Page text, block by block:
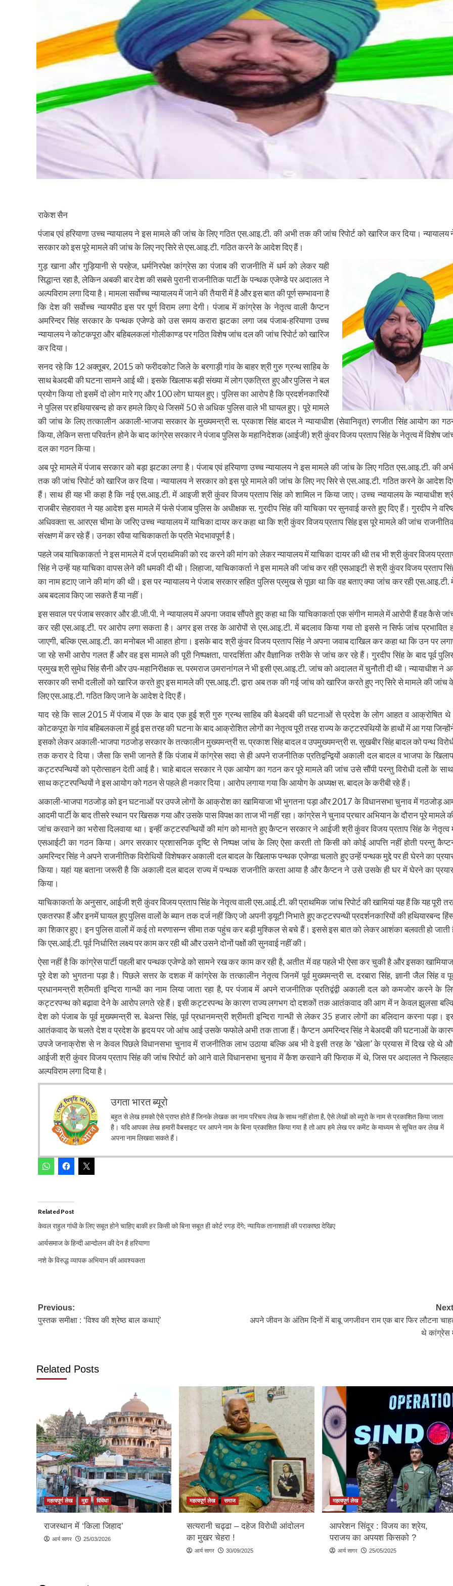
राकेश सैन
पंजाब एवं हरियाणा उच्च न्यायालय ने इस मामले की जांच के लिए गठित एस.आइ.टी. की अभी तक की जांच रिपोर्ट को खारिज कर दिया। न्यायालय
सरकार को इस पूरे मामले की जांच के लिए नए सिरे से एस.आइ.टी. गठित करने के आदेश दिए हैं।
गुड़ खाना और गुड़ियानी से परहेज, धर्मनिरपेक्ष कांग्रेस का पंजाब की राजनीति में धर्म को लेकर यही
सिद्धान्त रहा है, लेकिन अबकी बार देश की सबसे पुरानी राजनीतिक पार्टी के पन्थक एजेण्डे पर अदालत ने
अल्पविराम लगा दिया है। मामला सर्वोच्च न्यायालय में जाने की तैयारी में है और इस बात की पूर्ण सम्भावना है
कि देश की सर्वोच्च न्यायपीठ इस पर पूर्ण विराम लगा देगी। पंजाब में कांग्रेस के नेतृत्व वाली कैप्टन
अमरिन्दर सिंह सरकार के पन्थक एजेण्डे को उस समय करारा झटका लगा जब पंजाब-हरियाणा उच्च
न्यायालय ने कोटकपूरा और बहिबलकलां गोलीकाण्ड पर गठित विशेष जांच दल की जांच रिपोर्ट को खारिज
कर दिया।
सनद रहे कि 12 अक्तूबर, 2015 को फरीदकोट जिले के बरगाड़ी गांव के बाहर श्री गुरु ग्रन्थ साहिब के
साथ बेअदबी की घटना सामने आई थी। इसके खिलाफ बड़ी संख्या में लोग एकत्रित हुए और पुलिस ने बल
प्रयोग किया तो इसमें दो लोग मारे गए और 100 लोग घायल हुए। पुलिस का आरोप है कि प्रदर्शनकारियों
ने पुलिस पर हथियारबन्द हो कर हमले किए थे जिसमें 50 से अधिक पुलिस वाले भी घायल हुए। पूरे मामले
की जांच के लिए तत्कालीन अकाली-भाजपा सरकार के मुख्यमन्त्री स. प्रकाश सिंह बादल ने न्यायाधीश (सेवानिवृत) रणजीत सिंह आयोग का
किया, लेकिन सत्ता परिवर्तन होने के बाद कांग्रेस सरकार ने पंजाब पुलिस के महानिदेशक (आईजी) श्री कुंवर विजय प्रताप सिंह के नेतृत्व में विशेष
दल का गठन किया।
अब पूरे मामले में पंजाब सरकार को बड़ा झटका लगा है। पंजाब एवं हरियाणा उच्च न्यायालय ने इस मामले की जांच के लिए गठित एस.आइ.टी. की
तक की जांच रिपोर्ट को खारिज कर दिया। न्यायालय ने सरकार को इस पूरे मामले की जांच के लिए नए सिरे से एस.आइ.टी. गठित करने के आदेश
हैं। साथ ही यह भी कहा है कि नई एस.आइ.टी. में आइजी श्री कुंवर विजय प्रताप सिंह को शामिल न किया जाए। उच्च न्यायालय के न्यायाधीश
राजबीर सेहरावत ने यह आदेश इस मामले में फंसे पंजाब पुलिस के अधीक्षक स. गुरदीप सिंह की याचिका पर सुनवाई करते हुए दिए हैं। गुरदीप ने
अधिवक्ता स. आरएस चीमा के जरिए उच्च न्यायालय में याचिका दायर कर कहा था कि श्री कुंवर विजय प्रताप सिंह इस पूरे मामले की जांच
संरक्षण में कर रहे हैं। उनका रवैया याचिकाकर्ता के प्रति भेदभावपूर्ण है।
पहले जब याचिकाकर्ता ने इस मामले में दर्ज प्राथमिकी को रद करने की मांग को लेकर न्यायालय में याचिका दायर की थी तब भी श्री कुंवर विजय
सिंह ने उन्हें यह याचिका वापस लेने की धमकी दी थी। लिहाजा, याचिकाकर्ता ने इस मामले की जांच कर रही एसआइटी से श्री कुंवर विजय प्रताप
का नाम हटाए जाने की मांग की थी। इस पर न्यायालय ने पंजाब सरकार सहित पुलिस प्रमुख से पूछा था कि वह बताए क्या जांच कर रही एस.आइ.टी.
अब बदलाव किए जा सकते हैं या नहीं।
इस सवाल पर पंजाब सरकार और डी.जी.पी. ने न्यायालय में अपना जवाब सौंपते हुए कहा था कि याचिकाकर्ता एक संगीन मामले में आरोपी हैं वह कैसे
कर रही एस.आइ.टी. पर आरोप लगा सकता है। अगर इस तरह के आरोपों से एस.आइ.टी. में बदलाव किया गया तो इससे न सिर्फ जांच प्रभावित
जाएगी, बल्कि एस.आइ.टी. का मनोबल भी आहत होगा। इसके बाद श्री कुंवर विजय प्रताप सिंह ने अपना जवाब दाखिल कर कहा था कि उन पर
जा रहे सभी आरोप गलत हैं और वह इस मामले की पूरी निष्पक्षता, पारदर्शिता और वैज्ञानिक तरीके से जांच कर रहे हैं। गुरदीप सिंह के बाद पूर्व
प्रमुख श्री सुमेध सिंह सैनी और उप-महानिरीक्षक स. परमराज उमरानांगल ने भी इसी एस.आइ.टी. जांच को अदालत में चुनौती दी थी। न्यायाधीश ने
सरकार की सभी दलीलों को खारिज करते हुए इस मामले की एस.आइ.टी. द्वारा अब तक की गई जांच को खारिज करते हुए नए सिरे से मामले की जांच
लिए एस.आइ.टी. गठित किए जाने के आदेश दे दिए हैं।
याद रहे कि साल 2015 में पंजाब में एक के बाद एक हुई श्री गुरु ग्रन्थ साहिब की बेअदबी की घटनाओं से प्रदेश के लोग आहत व आक्रोषित
कोटकपूरा के गांव बहिबलकला में हुई इस तरह की घटना के बाद आक्रोशित लोगों का नेतृत्व पूरी तरह राज्य के कट्टरपंथियों के हाथों में आ गया
इसको लेकर अकाली-भाजपा गठजोड़ सरकार के तत्कालीन मुख्यमन्त्री स. प्रकाश सिंह बादल व उपमुख्यमन्त्री स. सुखबीर सिंह बादल को पन्थ
तक करार दे दिया। जैसा कि सभी जानते हैं कि पंजाब में कांग्रेस सदा से ही अपने राजनीतिक प्रतिद्वन्द्वियों अकाली दल बादल व भाजपा के
कट्टरपन्थियों को प्रोत्साहन देती आई है। चाहे बादल सरकार ने एक आयोग का गठन कर पूरे मामले की जांच उसे सौंपी परन्तु विरोधी दलों के
साथ कट्टरपन्थियों ने इस आयोग को गठन से पहले ही नकार दिया। आरोप लगाया गया कि आयोग के अध्यक्ष स. बादल के करीबी रहे हैं।
अकाली-भाजपा गठजोड़ को इन घटनाओं पर उपजे लोगों के आक्रोश का खामियाजा भी भुगतना पड़ा और 2017 के विधानसभा चुनाव में गठजोड़
आदमी पार्टी के बाद तीसरे स्थान पर खिसक गया और उसके पास विपक्ष का ताज भी नहीं रहा। कांग्रेस ने चुनाव प्रचार अभियान के दौरान पूरे मामले
जांच करवाने का भरोसा दिलवाया था। इन्हीं कट्टरपन्थियों की मांग को मानते हुए कैप्टन सरकार ने आईजी श्री कुंवर विजय प्रताप सिंह के नेतृत्व
एसआईटी का गठन किया। अगर सरकार प्रशासनिक दृष्टि से निष्पक्ष जांच के लिए ऐसा करती तो किसी को कोई आपत्ति नहीं होती परन्तु
अमरिन्दर सिंह ने अपने राजनीतिक विरोधियों विशेषकर अकाली दल बादल के खिलाफ पन्थक एजेण्डा चलाते हुए उन्हें पन्थक मुद्दे पर ही घेरने का
किया। यहां यह बताना जरूरी है कि अकाली दल बादल राज्य में पन्थक राजनीति करता आया है और कैप्टन ने उसे उसके ही घर में घेरने का
किया।
याचिकाकर्ता के अनुसार, आईजी श्री कुंवर विजय प्रताप सिंह के नेतृत्व वाली एस.आई.टी. की प्राथमिक जांच रिपोर्ट की खामियां यह हैं कि यह पूरी
एकतरफा हैं और इनमें घायल हुए पुलिस वालों के ब्यान तक दर्ज नहीं किए जो अपनी ड्यूटी निभाते हुए कट्टरपन्थी प्रदर्शनकारियों की हथियारबन्द
का शिकार हुए। इन पुलिस वालों में कई तो मरणासन्न सीमा तक पहुंच कर बड़ी मुश्किल से बचे हैं। इससे इस बात को लेकर आशंका बलवती हो जाती
कि एस.आई.टी. पूर्व निर्धारित लक्ष्य पर काम कर रही थी और उसने दोनों पक्षों की सुनवाई नहीं की।
ऐसा नहीं है कि कांग्रेस पार्टी पहली बार पन्थक एजेण्डे को सामने रख कर काम कर रही है, अतीत में वह पहले भी ऐसा कर चुकी है और इसका
पूरे देश को भुगतना पड़ा है। पिछले सत्तर के दशक में कांग्रेस के तत्कालीन नेतृत्व जिनमें पूर्व मुख्यमन्त्री स. दरबारा सिंह, ज्ञानी जैल सिंह व
प्रधानमन्त्री श्रीमती इन्दिरा गान्धी का नाम लिया जाता रहा है, पर पंजाब में अपने राजनीतिक प्रतिद्वंद्वी अकाली दल को कमजोर करने के
कट्टरपन्थ को बढ़ावा देने के आरोप लगते रहे हैं। इसी कट्टरपन्थ के कारण राज्य लगभग दो दशकों तक आतंकवाद की आग में न केवल झुलसा
देश को पंजाब के पूर्व मुख्यमन्त्री स. बेअन्त सिंह, पूर्व प्रधानमन्त्री श्रीमती इन्दिरा गान्धी से लेकर 35 हजार लोगों का बलिदान करना पड़ा।
आतंकवाद के चलते देश व प्रदेश के हृदय पर जो आंच आई उसके फफोले अभी तक ताजा हैं। कैप्टन अमरिन्दर सिंह ने बेअदबी की घटनाओं के
उपजे जनाक्रोश से न केवल पिछले विधानसभा चुनाव में राजनीतिक लाभ उठाया बल्कि अब भी वे इसी तरह के ‘खेला’ के प्रयास में दिख रहे थे
आईजी श्री कुंवर विजय प्रताप सिंह की जांच रिपोर्ट को आने वाले विधानसभा चुनाव में कैश करवाने की फिराक में थे, जिस पर अदालत ने
अल्पविराम लगा दिया है।
उगता भारत ब्यूरो
बहुत से लेख हमको ऐसे प्राप्त होते हैं जिनके लेखक का नाम परिचय लेख के साथ नहीं होता है, ऐसे लेखों को ब्यूरो के नाम से प्रकाशित किया जाता
है। यदि आपका लेख हमारी वैबसाइट पर आपने नाम के बिना प्रकाशित किया गया है तो आप हमे लेख पर कमेंट के माध्यम से सूचित कर लेख में
अपना नाम लिखवा सकते हैं।
Related Post
केवल राहुल गांधी के लिए सबूत होने चाहिए बाकी हर किसी को बिना सबूत ही कोर्ट रगड़ देंगे; न्यायिक तानाशाही की पराकाष्ठा देखिए
आर्यसमाज के हिन्दी आन्दोलन की देन है हरियाणा
नशे के विरुद्ध व्यापक अभियान की आवश्यकता
Post
navigation
Previous:
पुस्तक समीक्षा : ‘विश्व की श्रेष्ठ बाल कथाएं’
अपने जीवन के अंतिम दिनों में बाबू जगजीवन राम एक बार फिर लौटना
थे कांग्रेस
Related Posts
महत्वपूर्ण लेख मुद्दा विविधा
राजस्थान में ‘किला जिहाद’
आर्य सागर 25/03/2026
महत्वपूर्ण लेख समाज
सत्यरानी चढ्ढा – दहेज विरोधी आंदोलन
का मुखर चेहरा !
आर्य सागर 30/09/2025
महत्वपूर्ण लेख
आपरेशन सिंदूर : विजय का श्रेय,
पराजय का अपयश किसको ?
आर्य सागर 25/05/2025